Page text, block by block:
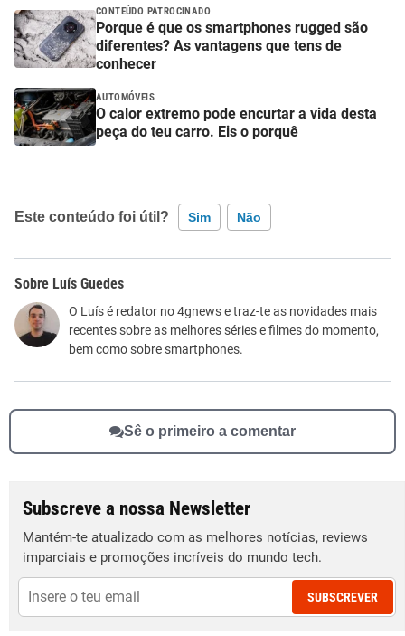
CONTEÚDO PATROCINADO
Porque é que os smartphones rugged são
diferentes? As vantagens que tens de
conhecer
AUTOMÓVEIS
O calor extremo pode encurtar a vida desta
peça do teu carro. Eis o porquê
Este conteúdo foi útil? Sim Não
Este conteúdo contém informação incorreta
Este conteúdo não tem a informação que procuro
Outro
Luís Guedes
O Luís é redator no 4gnews e traz-te as novidades mais
recentes sobre as melhores séries e filmes do momento,
bem como sobre smartphones.
Sê o primeiro a comentar
Subscreve a nossa Newsletter
Mantém-te atualizado com as melhores notícias, reviews
imparciais e promoções incríveis do mundo tech.
SUBSCREVER